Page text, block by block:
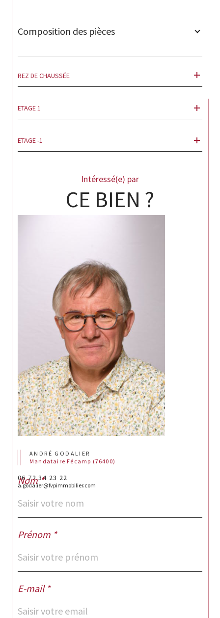
Composition des pièces
REZ DE CHAUSSÉE
ETAGE 1
ETAGE -1
Intéressé(e) par
CE BIEN ?
ANDRÉ GODALIER
Mandataire Fécamp (76400)
06 72 34 23 22
a.godalier@fvpimmobilier.com
Nom *
Prénom *
E-mail *